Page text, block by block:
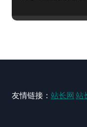
友情链接： 站长网 站